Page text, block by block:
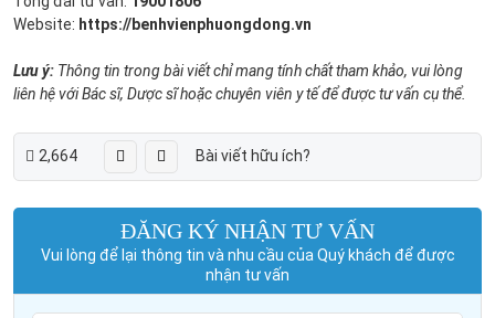
Website: https://benhvienphuongdong.vn
Lưu ý: Thông tin trong bài viết chỉ mang tính chất tham khảo, vui lòng
liên hệ với Bác sĩ, Dược sĩ hoặc chuyên viên y tế để được tư vấn cụ thể.
2,664 Bài viết hữu ích?
ĐĂNG KÝ NHẬN TƯ VẤN
Vui lòng để lại thông tin và nhu cầu của Quý khách để được
nhận tư vấn